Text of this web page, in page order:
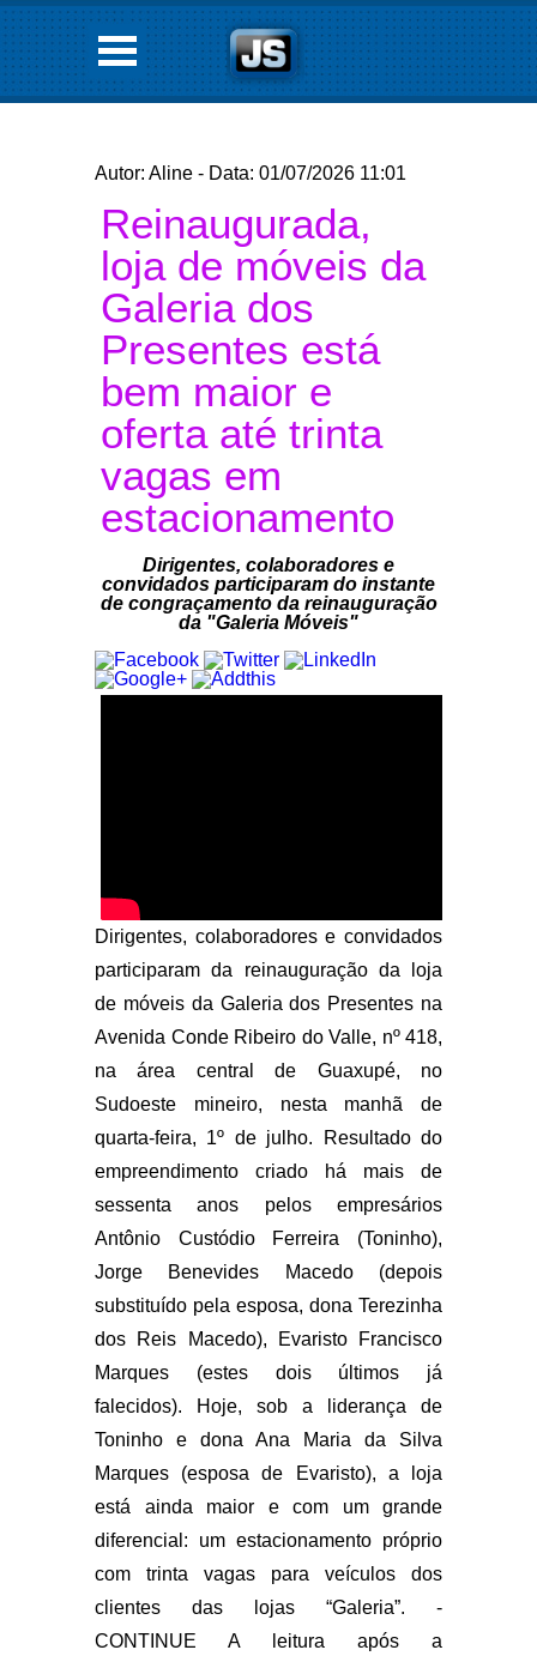
Autor: Aline - Data: 01/07/2026 11:01
Reinaugurada,
loja de móveis da
Galeria dos
Presentes está
bem maior e
oferta até trinta
vagas em
estacionamento
Dirigentes, colaboradores e
convidados participaram do instante
de congraçamento da reinauguração
da "Galeria Móveis"
Dirigentes, colaboradores e convidados
participaram da reinauguração da loja
de móveis da Galeria dos Presentes na
Avenida Conde Ribeiro do Valle, nº 418,
na área central de Guaxupé, no
Sudoeste mineiro, nesta manhã de
quarta-feira, 1º de julho. Resultado do
empreendimento criado há mais de
sessenta anos pelos empresários
Antônio Custódio Ferreira (Toninho),
Jorge Benevides Macedo (depois
substituído pela esposa, dona Terezinha
dos Reis Macedo), Evaristo Francisco
Marques (estes dois últimos já
falecidos). Hoje, sob a liderança de
Toninho e dona Ana Maria da Silva
Marques (esposa de Evaristo), a loja
está ainda maior e com um grande
diferencial: um estacionamento próprio
com trinta vagas para veículos dos
clientes das lojas “Galeria”. -
CONTINUE A leitura após a